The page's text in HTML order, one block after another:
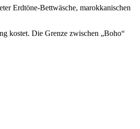
Erdtöne-Bettwäsche, marokkanischen
kostet. Die Grenze zwischen „Boho“